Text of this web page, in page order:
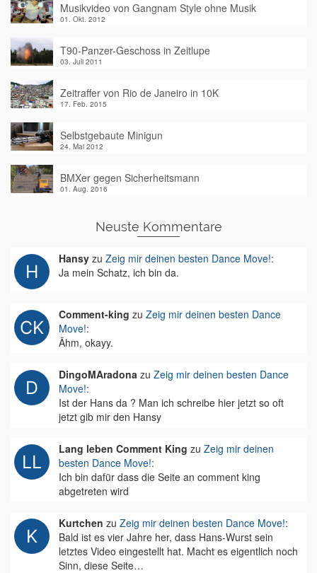
Musikvideo von Gangnam Style ohne Musik
01. Okt. 2012
T90-Panzer-Geschoss in Zeitlupe
03. Juli 2011
Zeitraffer von Rio de Janeiro in 10K
17. Feb. 2015
Selbstgebaute Minigun
24. Mai 2012
BMXer gegen Sicherheitsmann
01. Aug. 2016
Neuste Kommentare
Hansy zu Zeig mir deinen besten Dance Move!:
Ja mein Schatz, ich bin da.
Comment-king zu Zeig mir deinen besten Dance
Move!:
Ähm, okayy.
DingoMAradona zu Zeig mir deinen besten Dance
Move!:
Ist der Hans da ? Man ich schreibe hier jetzt so oft
jetzt gib mir den Hansy
Lang leben Comment King zu Zeig mir deinen
besten Dance Move!:
Ich bin dafür dass die Seite an comment king
abgetreten wird
Kurtchen zu Zeig mir deinen besten Dance Move!:
Bald ist es vier Jahre her, dass Hans-Wurst sein
letztes Video eingestellt hat. Macht es eigentlich noch
Sinn, diese Seite…